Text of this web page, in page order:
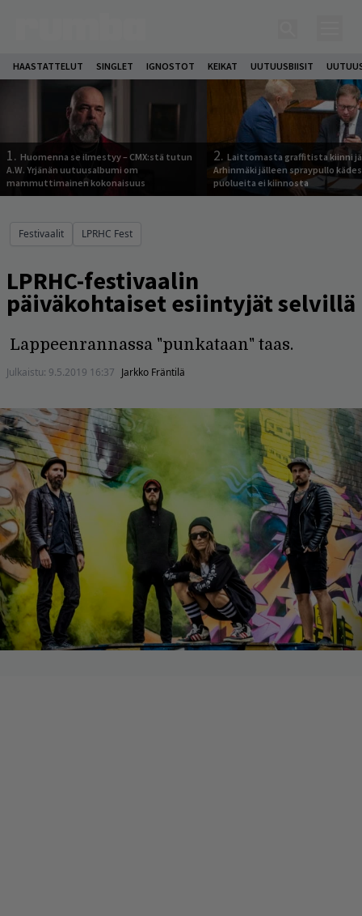
HAASTATTELUT SINGLET IGNOSTOT KEIKAT UUTUUSBIISIT
1. Huomenna se ilmestyy – CMX:stä tutun
A.W. Yrjänän uutuusalbumi om
mammuttimainen kokonaisuus
2. Laittomasta graffitista kiinni
Arhinmäki jälleen spraypullo
puolueita ei kiinnosta
Festivaalit LPRHC Fest
LPRHC-festivaalin
päiväkohtaiset esiintyjät selvillä
Lappeenrannassa "punkataan" taas.
Julkaistu: 9.5.2019 16:37 Jarkko Fräntilä